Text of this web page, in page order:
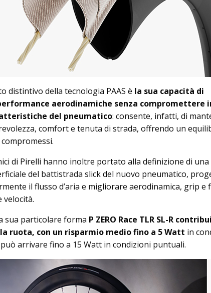
distintivo della tecnologia PAAS è la sua capacità di
aerodinamiche senza compromettere
del pneumatico: consente, infatti, di
comfort e tenuta di strada, offrendo un
di Pirelli hanno inoltre portato alla definizione di una
del battistrada slick del nuovo pneumatico,
il flusso d’aria e migliorare aerodinamica, grip e
velocità.
sua particolare forma P ZERO Race TLR SL-R
ruota, con un risparmio medio fino a 5 Watt in
arrivare fino a 15 Watt in condizioni puntuali.